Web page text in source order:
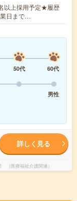
以上採用予定★履歴
日まで…
50代
60代
男性
詳しく見る
（医療福祉介護関連）